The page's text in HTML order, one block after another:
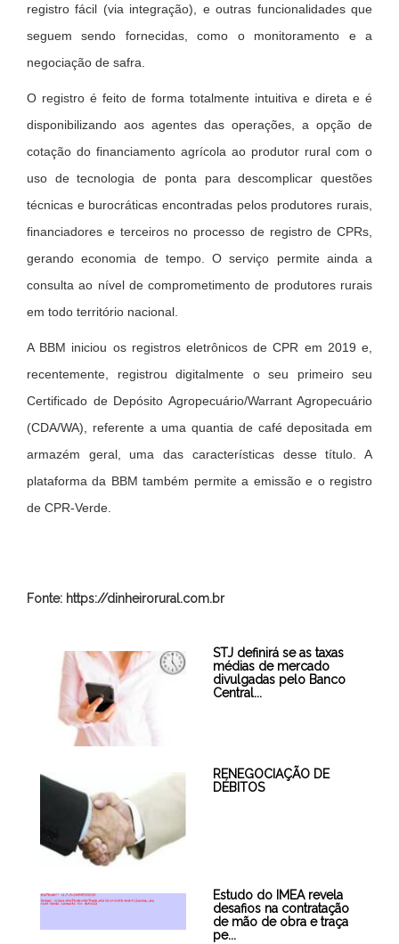
registro fácil (via integração), e outras funcionalidades que
seguem sendo fornecidas, como o monitoramento e a
negociação de safra.
O registro é feito de forma totalmente intuitiva e direta e é
disponibilizando aos agentes das operações, a opção de
cotação do financiamento agrícola ao produtor rural com o
uso de tecnologia de ponta para descomplicar questões
técnicas e burocráticas encontradas pelos produtores rurais,
financiadores e terceiros no processo de registro de CPRs,
gerando economia de tempo. O serviço permite ainda a
consulta ao nível de comprometimento de produtores rurais
em todo território nacional.
A BBM iniciou os registros eletrônicos de CPR em 2019 e,
recentemente, registrou digitalmente o seu primeiro seu
Certificado de Depósito Agropecuário/Warrant Agropecuário
(CDA/WA), referente a uma quantia de café depositada em
armazém geral, uma das características desse título. A
plataforma da BBM também permite a emissão e o registro
de CPR-Verde.
Fonte: https://dinheirorural.com.br
STJ definirá se as taxas
médias de mercado
divulgadas pelo Banco
Central...
RENEGOCIAÇÃO DE
DÉBITOS
Estudo do IMEA revela
desafios na contratação
de mão de obra e traça
pe...